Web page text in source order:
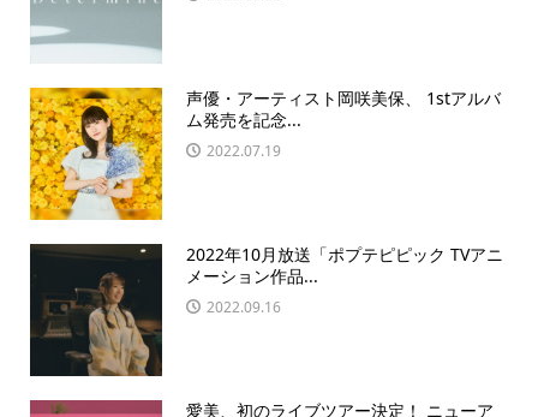
声優・アーティスト岡咲美保、 1stアルバ
ム発売を記念...
2022.07.19
2022年10月放送「ポプテピピック TVアニ
メーション作品...
2022.09.16
愛美、初のライブツアー決定！ ニューア